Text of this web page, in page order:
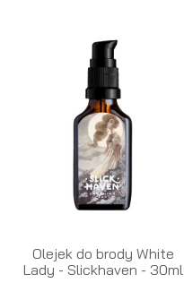
Olejek do brody White
Lady - Slickhaven - 30ml